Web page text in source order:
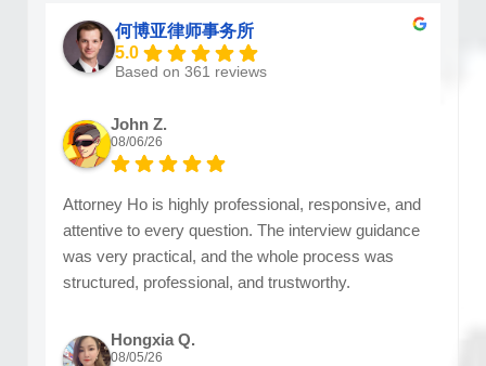
何博亚律师事务所
5.0
Based on 361 reviews
John Z.
08/06/26
Attorney Ho is highly professional, responsive, and
attentive to every question. The interview guidance
was very practical, and the whole process was
structured, professional, and trustworthy.
Hongxia Q.
08/05/26